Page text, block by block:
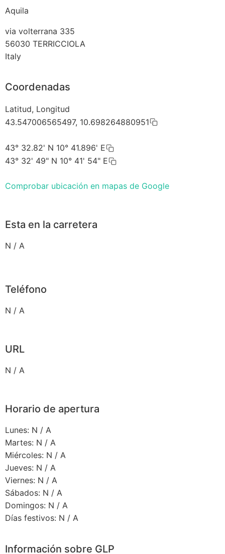
Aquila
via volterrana 335
56030 TERRICCIOLA
Italy
Coordenadas
Latitud, Longitud
43.547006565497, 10.698264880951
43° 32.82' N 10° 41.896' E
43° 32' 49" N 10° 41' 54" E
Comprobar ubicación en mapas de Google
Esta en la carretera
N / A
Teléfono
N / A
URL
N / A
Horario de apertura
Lunes: N / A
Martes: N / A
Miércoles: N / A
Jueves: N / A
Viernes: N / A
Sábados: N / A
Domingos: N / A
Días festivos: N / A
Información sobre GLP